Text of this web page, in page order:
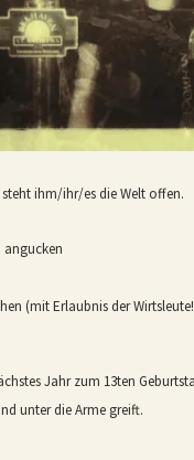
ihm/ihr/es die Welt offen.
angucken
(mit Erlaubnis der
Jahr zum 13ten
unter die Arme greift.